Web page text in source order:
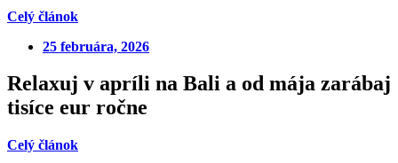
Celý článok
25 februára, 2026
Relaxuj v apríli na Bali a od mája zarábaj
tisíce eur ročne
Celý článok